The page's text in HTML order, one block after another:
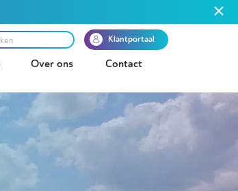
Klantportaal
Over ons Contact